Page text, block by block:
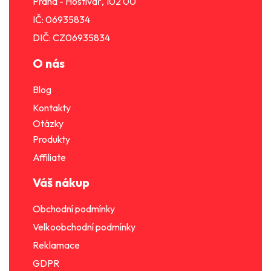
IČ: 06935834
DIČ: CZ06935834
O nás
Blog
Kontakty
Otázky
Produkty
Affiliate
Váš nákup
Obchodní podmínky
Velkoobchodní podmínky
Reklamace
GDPR